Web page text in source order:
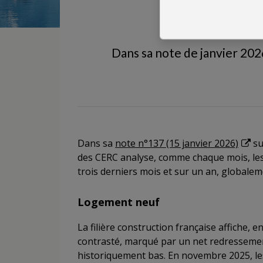
Dans sa note de janvier
Dans sa note n°137 (15 janvier 2026)
des CERC analyse, comme chaque mois,
trois derniers mois et sur un an,
Logement neuf
La filière construction française affiche,
contrasté, marqué par un net
historiquement bas. En novembre 2025,